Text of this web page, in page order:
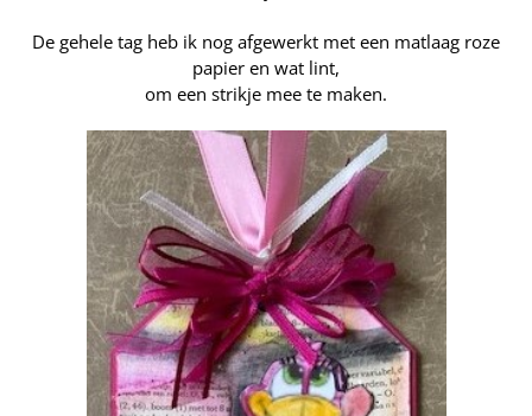
De gehele tag heb ik nog afgewerkt met een matlaag roze
papier en wat lint,
om een strikje mee te maken.